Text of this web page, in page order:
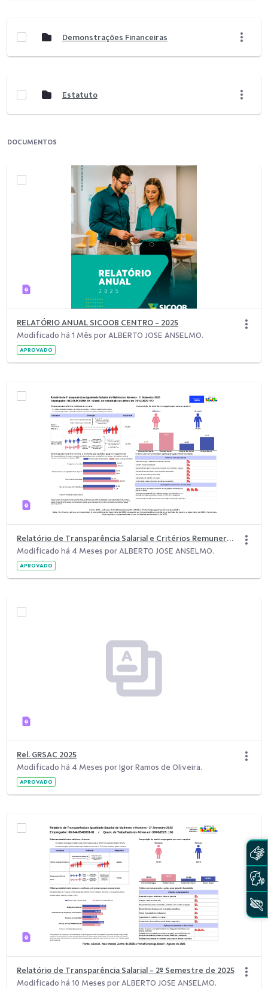
Demonstrações Financeiras
Estatuto
DOCUMENTOS
RELATÓRIO ANUAL SICOOB CENTRO - 2025
Modificado há 1 Mês por ALBERTO JOSE ANSELMO.
APROVADO
Relatório de Transparência Salarial e Critérios Remuneratórios - 1º Semestre de 2026
Modificado há 4 Meses por ALBERTO JOSE ANSELMO.
APROVADO
Rel. GRSAC 2025
Modificado há 4 Meses por Igor Ramos de Oliveira.
APROVADO
Relatório de Transparência Salarial - 2º Semestre de 2025
Modificado há 10 Meses por ALBERTO JOSE ANSELMO.